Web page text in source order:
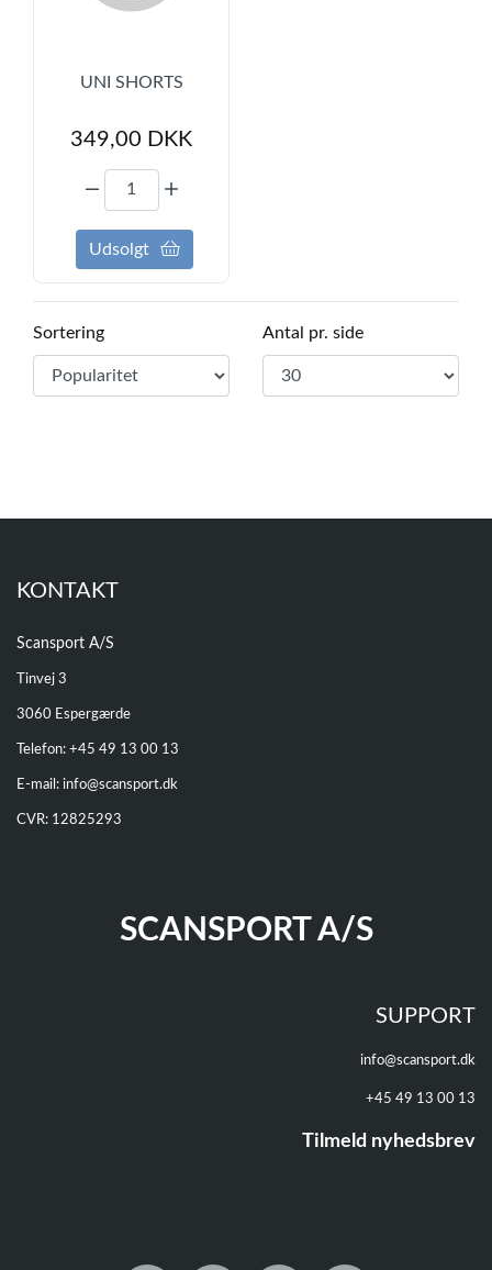
UNI SHORTS
349,00 DKK
Udsolgt
Sortering Antal pr. side
KONTAKT
Scansport A/S
Tinvej 3
3060 Espergærde
Telefon: +45 49 13 00 13
E-mail: info@scansport.dk
CVR: 12825293
SCANSPORT A/S
SUPPORT
info@scansport.dk
+45 49 13 00 13
Tilmeld nyhedsbrev